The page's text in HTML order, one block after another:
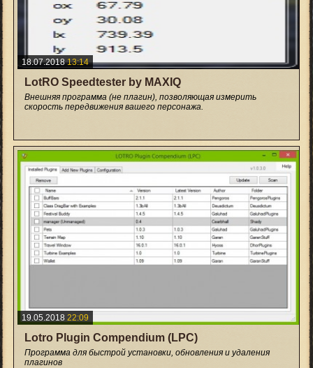
18.07.2018 13:14
LotRO Speedtester by MAXIQ
Внешняя программа (не плагин), позволяющая измерить
скорость передвижения вашего персонажа.
19.05.2018 22:09
Lotro Plugin Compendium (LPC)
Программа для быстрой установки, обновления и удаления
плагинов